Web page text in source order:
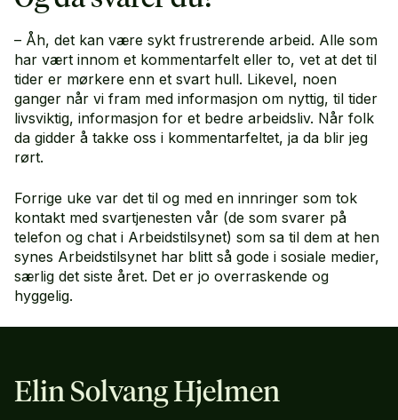
– Åh, det kan være sykt frustrerende arbeid. Alle som
har vært innom et kommentarfelt eller to, vet at det til
tider er mørkere enn et svart hull. Likevel, noen
ganger når vi fram med informasjon om nyttig, til tider
livsviktig, informasjon for et bedre arbeidsliv. Når folk
da gidder å takke oss i kommentarfeltet, ja da blir jeg
rørt.
Forrige uke var det til og med en innringer som tok
kontakt med svartjenesten vår (de som svarer på
telefon og chat i Arbeidstilsynet) som sa til dem at hen
synes Arbeidstilsynet har blitt så gode i sosiale medier,
særlig det siste året. Det er jo overraskende og
hyggelig.
Elin Solvang Hjelmen